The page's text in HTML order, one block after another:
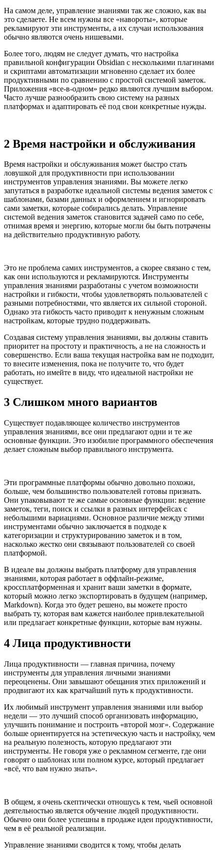
На самом деле, управление знаниями так же сложно, как вы
это сделаете. Не всем нужны все «навороты», которые
рекламируют эти инструменты, а их случаи использования
обычно являются очень нишевыми.
Более того, людям не следует думать, что настройка
правильной конфигурации Obsidian с несколькими плагинами
и скриптами автоматизации мгновенно сделает их более
продуктивными по сравнению с простой системой заметок.
Приложения «все-в-одном» редко являются лучшим выбором.
Часто лучше разнообразить свою систему на разных
платформах и адаптировать её под свои конкретные нужды.
2 Время настройки и обслуживания
Время настройки и обслуживания может быстро стать
ловушкой для продуктивности при использовании
инструментов управления знаниями. Вы можете легко
запутаться в разработке идеальной системы ведения заметок с
шаблонами, базами данных и оформлением и игнорировать
сами заметки, которые собирались делать. Управление
системой ведения заметок становится задачей само по себе,
отнимая время и энергию, которые могли бы быть потрачены
на действительно продуктивную работу.
Это не проблема самих инструментов, а скорее связано с тем,
как они используются и рекламируются. Инструменты
управления знаниями разработаны с учетом возможности
настройки и гибкости, чтобы удовлетворять пользователей с
разными потребностями, что является их сильной стороной.
Однако эта гибкость часто приводит к ненужным сложным
настройкам, которые трудно поддерживать.
Создавая систему управления знаниями, вы должны ставить
приоритет на простоту и практичность, а не на сложность и
совершенство. Если ваша текущая настройка вам не подходит,
то внесите изменения, пока не получите то, что будет
работать, но имейте в виду, что идеальной настройки не
существует.
3 Слишком много вариантов
Существует подавляющее количество инструментов
управления знаниями, все они предлагают одни и те же
основные функции. Это изобилие программного обеспечения
делает сложным выбор правильного инструмента.
Эти программные платформы обычно довольно похожи,
больше, чем большинство пользователей готовы признать.
Они упаковывают те же самые основные функции: ведение
заметок, теги, поиск и ссылки в разных интерфейсах с
небольшими вариациями. Основное различие между этими
инструментами обычно заключается в подходе к
категоризации и структурированию заметок и в том,
насколько жестко они связывают пользователей со своей
платформой.
В идеале вы должны выбрать платформу для управления
знаниями, которая работает в оффлайн-режиме,
кроссплатформенная и хранит ваши заметки в формате,
который можно легко экспортировать в будущем (например,
Markdown). Когда это будет решено, вы можете просто
выбрать ту, которая вам кажется наиболее привлекательной
или предлагает конкретные функции, которые вам нужны.
4 Лица продуктивности
Лица продуктивности — главная причина, почему
инструменты для управления личными знаниями
переоценены. Они завышают обещания этих приложений и
продвигают их как кратчайший путь к продуктивности.
Их любимый инструмент управления знаниями или выбор
недели — это лучший способ организовать информацию,
улучшить понимание и построить «второй мозг». Содержание
больше ориентируется на эстетическую часть и настройку, чем
на реальную полезность, которую предлагают эти
инструменты. Не говоря уже о рекламном сегменте, где они
говорят о шаблонах или полном курсе, который предлагает
«всё, что вам нужно знать».
В общем, я очень скептически отношусь к тем, чьей основной
деятельностью является обучение людей продуктивности.
Обычно они более успешны в продаже идеи продуктивности,
чем в её реальной реализации.
Управление знаниями сводится к тому, чтобы делать